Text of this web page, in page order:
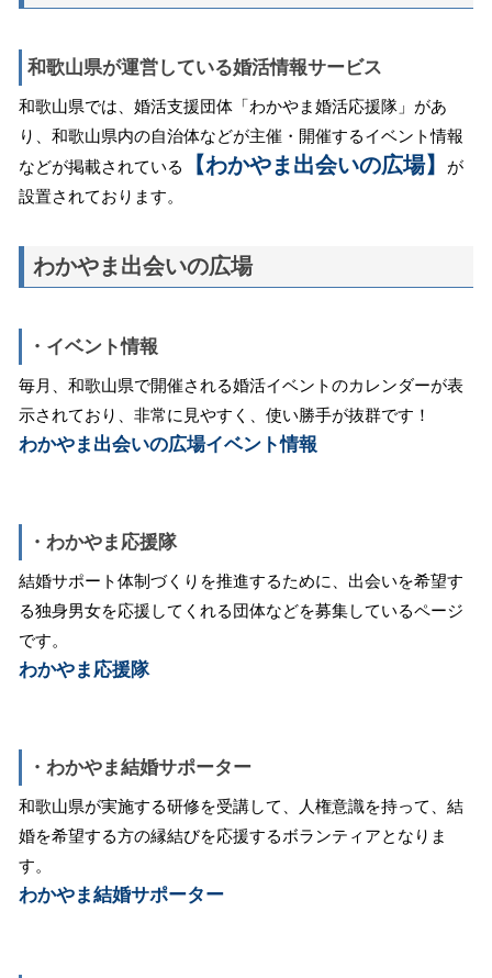
和歌山県が運営している婚活情報サービス
和歌山県では、婚活支援団体「わかやま婚活応援隊」があ
り、和歌山県内の自治体などが主催・開催するイベント情報
などが掲載されている
【わかやま出会いの広場】
が
設置されております。
わかやま出会いの広場
・イベント情報
毎月、和歌山県で開催される婚活イベントのカレンダーが表
示されており、非常に見やすく、使い勝手が抜群です！
わかやま出会いの広場イベント情報
・わかやま応援隊
結婚サポート体制づくりを推進するために、出会いを希望す
る独身男女を応援してくれる団体などを募集しているページ
です。
わかやま応援隊
・わかやま結婚サポーター
和歌山県が実施する研修を受講して、人権意識を持って、結
婚を希望する方の縁結びを応援するボランティアとなりま
す。
わかやま結婚サポーター